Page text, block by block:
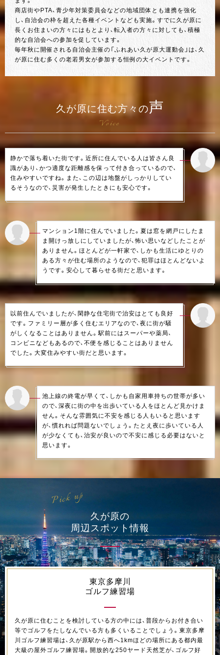
商店街やPTA、青少年対策委員会などの地域団体とも連携を強化
し、自治会の枠を超えた各種イベントなども実施。すでに久が原に
長くお住まいの方々にはもとより、転入者の方々に対しても、積極
的な自治会への参加を促しています。
毎年秋に開催される自治会主催の「ふれあい久が原大運動会」は、久
が原に住む多くの老若男女が参加する恒例の大イベントです。
久が原に住む方々の声
Voice
静かで落ち着いた街です。近所に住んでいる人は皆さん良
識があり、かつ適度な距離感を保って付き合っているので、
住みやすいですね。また、この辺は地盤がしっかりしてい
るそうなので、災害が発生したときにも安心です。
マンション1階に住んでいました。夏は窓を網戸にしたま
ま開けっ放しにしていましたが、怖い思いなどしたことが
ありません。ほとんどが一軒家で、しかも生活にゆとりの
ある方々が住む場所のようなので、犯罪はほとんどないよ
うです。安心して暮らせる街だと思います。
以前住んでいましたが、閑静な住宅街で治安はとても良好
です。ファミリー層が多く住むエリアなので、夜に街が騒
がしくなることはありません。駅前にはスーパーや薬局、
コンビニなどもあるので、不便を感じることはありません
でした。大変住みやすい街だと思います。
池上線の終電が早くて、しかも自家用車持ちの世帯が多い
ので、深夜に街の中を出歩いている人をほとんど見かけま
せん。そんな雰囲気に不安を感じる人もいると思います
が、慣れれば問題ないでしょう。たとえ夜に歩いている人
が少なくても、治安が良いので不安に感じる必要はないと
思います。
Pick up
久が原の
周辺スポット情報
東京多摩川
ゴルフ練習場
久が原に住むことを検討している方の中には、普段からお付き合い
等でゴルフをたしなんでいる方も多くいることでしょう。東京多摩
川ゴルフ練習場は、久が原駅から西へ1kmほどの場所にある都内最
大級の屋外ゴルフ練習場。開放的な250ヤード天然芝が、ゴルフ好